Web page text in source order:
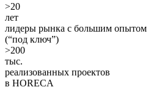
>20
лет
лидеры рынка c большим
(“под ключ”)
>200
тыс.
реализованных проектов
в HORECA